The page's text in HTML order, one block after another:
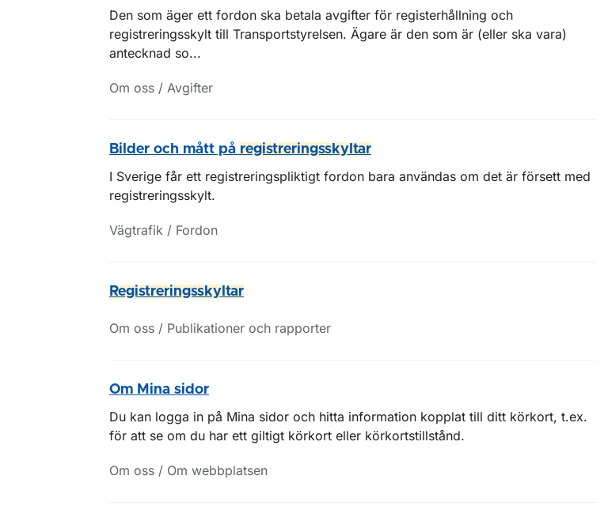
Den som äger ett fordon ska betala avgifter för registerhållning och
registreringsskylt till Transportstyrelsen. Ägare är den som är (eller ska vara)
antecknad so...
Om oss / Avgifter
Bilder och mått på registreringsskyltar
I Sverige får ett registreringspliktigt fordon bara användas om det är försett med
registreringsskylt.
Vägtrafik / Fordon
Registreringsskyltar
Om oss / Publikationer och rapporter
Om Mina sidor
Du kan logga in på Mina sidor och hitta information kopplat till ditt körkort, t.ex.
för att se om du har ett giltigt körkort eller körkortstillstånd.
Om oss / Om webbplatsen